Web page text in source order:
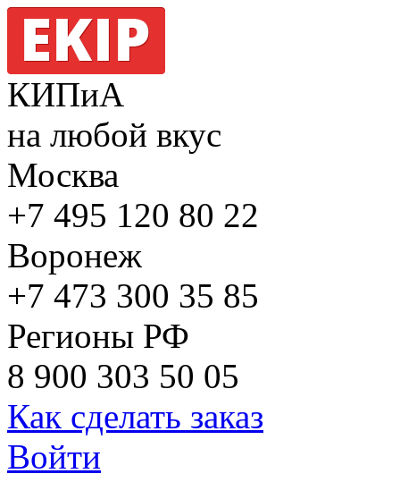
КИПиА
на любой вкус
Москва
+7 495 120 80 22
Воронеж
+7 473 300 35 85
Регионы РФ
8 900 303 50 05
Как сделать заказ
Войти